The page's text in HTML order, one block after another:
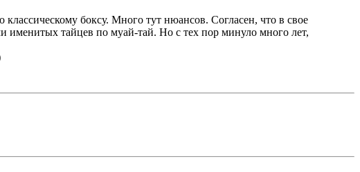
боксу. Много тут нюансов. Согласен, что в свое
именитых тайцев по муай-тай. Но с тех пор минуло много лет,